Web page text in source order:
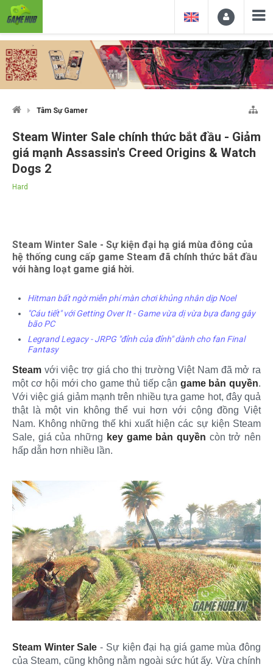
Tâm Sự Gamer
Steam Winter Sale chính thức bắt đầu - Giảm
giá mạnh Assassin's Creed Origins & Watch
Dogs 2
Hard
Steam Winter Sale - Sự kiện đại hạ giá mùa đông của
hệ thống cung cấp game Steam đã chính thức bắt đầu
với hàng loạt game giá hời.
Hitman bất ngờ miễn phí màn chơi khủng nhân dịp Noel
"Cáu tiết" với Getting Over It - Game vừa dị vừa bựa đang gây
bão PC
Legrand Legacy - JRPG "đỉnh của đỉnh" dành cho fan Final
Fantasy
Steam với việc trợ giá cho thị trường Việt Nam đã mở ra
một cơ hội mới cho game thủ tiếp cận game bản quyền.
Với việc giá giảm mạnh trên nhiều tựa game hot, đây quả
thật là một vin không thể vui hơn với cộng đồng Việt
Nam. Không những thế khi xuất hiện các sự kiện Steam
Sale, giá của những key game bản quyền còn trở nên
hấp dẫn hơn nhiều lần.
Steam Winter Sale - Sự kiện đại hạ giá game mùa đông
của Steam, cũng không nằm ngoài sức hút ấy. Vừa chính